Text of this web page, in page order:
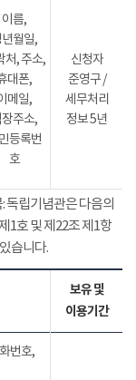
이름,
년월일,
처, 주소,
대폰,
메일,
장주소,
등록번
호
신청자
준영구 /
세무처리
정보 5년
독립기념관은 다음의
1호 및 제22조 제1항
습니다.
보유 및
이용기간
번호,